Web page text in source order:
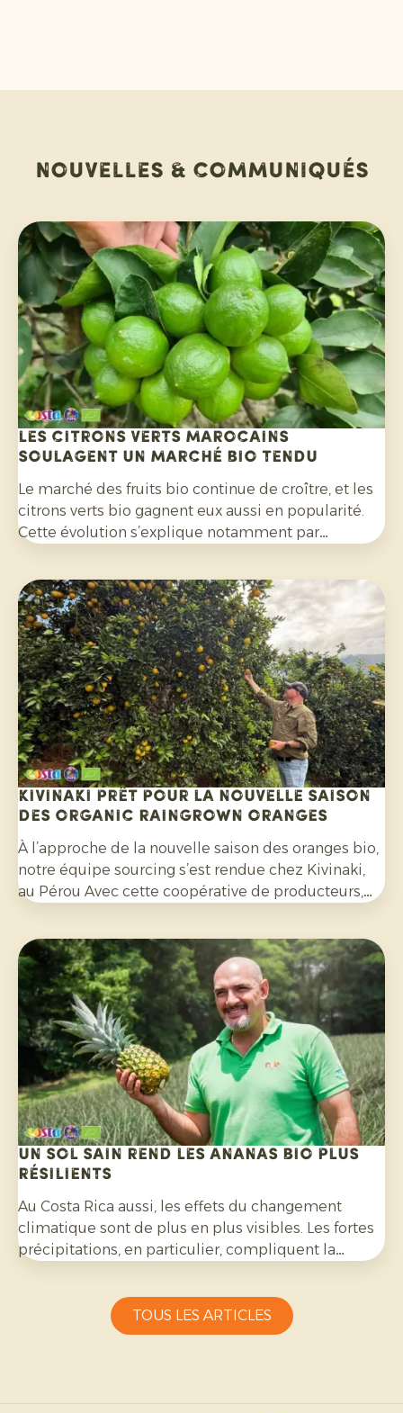
Nouvelles & communiqués
Les citrons verts marocains
soulagent un marché bio tendu
Le marché des fruits bio continue de croître, et les
citrons verts bio gagnent eux aussi en popularité.
Cette évolution s’explique notamment par
les limonades maison, mais aussi à leur utilisation
de plus en plus répandue dans les salades, les
currys et de nombreux autres plats. Par ailleurs, les
consommateurs sont de plus en plus attentifs aux
agrumes cultivés sans pesticides de synthèse et
non traités avec des fongicides après récolte.
Kivinaki prêt pour la nouvelle saison
des Organic Raingrown Oranges
À l’approche de la nouvelle saison des oranges bio,
notre équipe sourcing s’est rendue chez Kivinaki,
au Pérou Avec cette coopérative de producteurs,
dernières années. Lors de cette visite, nous avons
préparé ensemble les mois à venir.
Un sol sain rend les ananas bio plus
résilients
Au Costa Rica aussi, les effets du changement
climatique sont de plus en plus visibles. Les fortes
précipitations, en particulier, compliquent la
capacité d’adaptation de la part des producteurs.
TOUS LES ARTICLES